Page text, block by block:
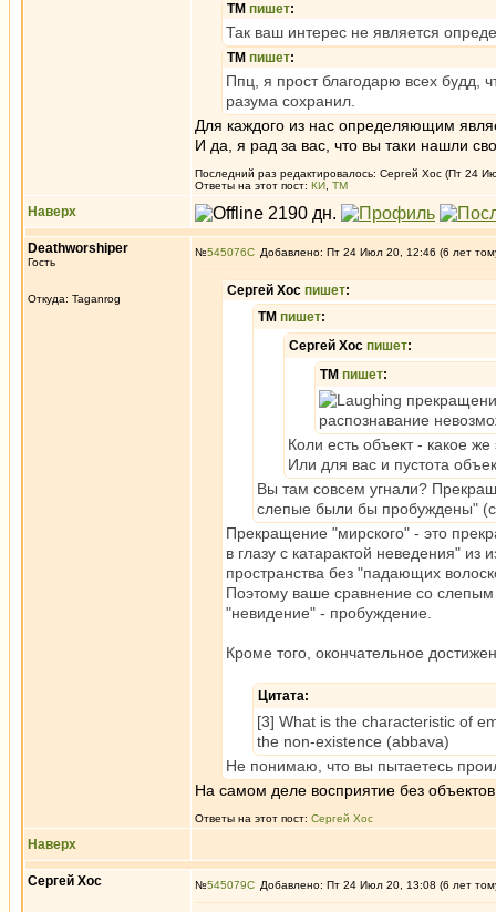
ТМ пишет:
Так ваш интерес не является
ТМ пишет:
Ппц, я прост благодарю всех будд,
разума сохранил.
Для каждого из нас определяющим
И да, я рад за вас, что вы таки нашли
Последний раз редактировалось: Сергей Хос (Пт 24
Ответы на этот пост: КИ ТМ
Наверх
Deathworshiper
Гость
Откуда: Taganrog
№545076 Добавлено: Пт 24 Июл 20, 12:46 (6 лет
Сергей Хос пишет:
ТМ пишет:
Сергей Хос пишет:
ТМ пишет:
распознавание
Коли есть объект - какое
Или для вас и пустота
Вы там совсем угнали?
слепые были бы пробуждены"
Прекращение "мирского" - это
в глазу с катарактой неведения"
пространства без "падающих
Поэтому ваше сравнение со слепым
"невидение" - пробуждение.
Кроме того, окончательное
Цитата:
[3] What is the characteristic of
the non-existence (abbava)
Не понимаю, что вы пытаетесь
На самом деле восприятие без
Ответы на этот пост: Сергей Хос
Наверх
Сергей Хос №545079 Добавлено: Пт 24 Июл 20, 13:08 (6 лет